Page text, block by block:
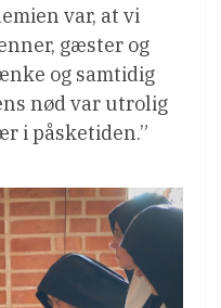
var, at vi
gæster og
og samtidig
nød var utrolig
i påsketiden.”